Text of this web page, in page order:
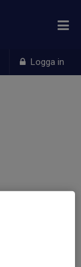
Logga in